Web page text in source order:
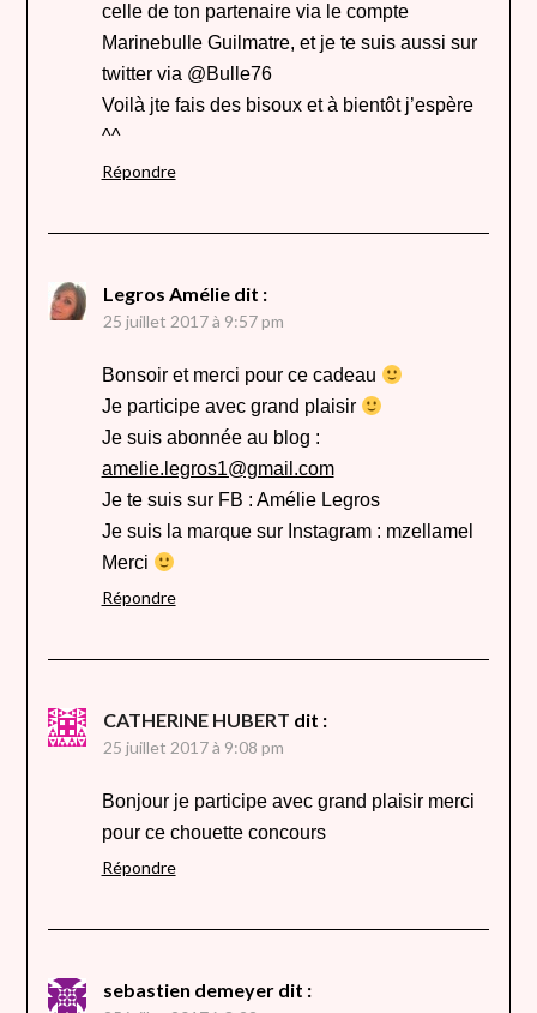
celle de ton partenaire via le compte
Marinebulle Guilmatre, et je te suis aussi sur
twitter via @Bulle76
Voilà jte fais des bisoux et à bientôt j’espère
^^
Répondre
Legros Amélie dit :
25 juillet 2017 à 9:57 pm
Bonsoir et merci pour ce cadeau
Je participe avec grand plaisir
Je suis abonnée au blog :
amelie.legros1@gmail.com
Je te suis sur FB : Amélie Legros
Je suis la marque sur Instagram : mzellamel
Merci
Répondre
CATHERINE HUBERT dit :
25 juillet 2017 à 9:08 pm
Bonjour je participe avec grand plaisir merci
pour ce chouette concours
Répondre
sebastien demeyer dit :